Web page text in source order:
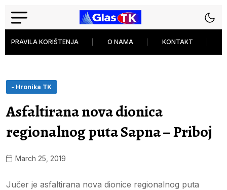
PRAVILA KORIŠTENJA O NAMA KONTAKT
- Hronika TK
Asfaltirana nova dionica
regionalnog puta Sapna – Priboj
March 25, 2019
Jučer je asfaltirana nova dionice regionalnog puta